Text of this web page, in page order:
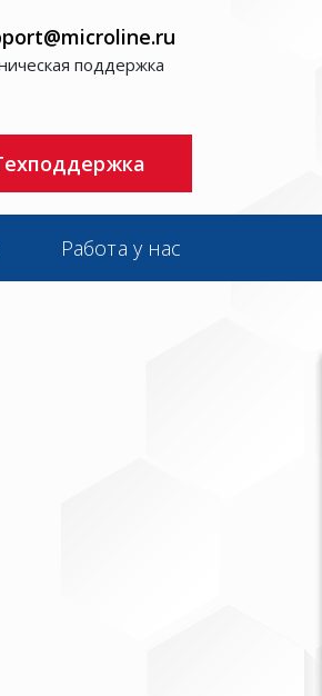
поддержка
Работа у нас